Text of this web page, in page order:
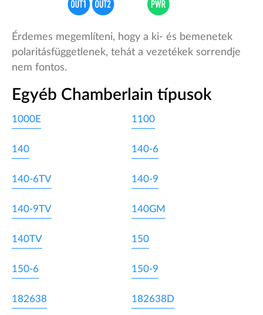
Érdemes megemlíteni, hogy a ki- és bemenetek
polaritásfüggetlenek, tehát a vezetékek sorrendje
nem fontos.
Egyéb Chamberlain típusok
1000E 1100
140 140-6
140-6TV 140-9
140-9TV 140GM
140TV 150
150-6 150-9
182638 182638D